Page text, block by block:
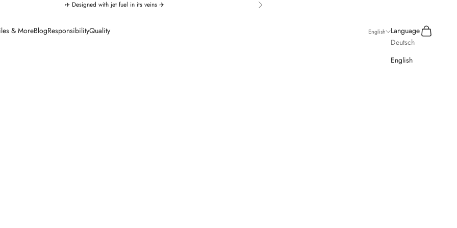
✈️ Designed with jet fuel in its veins ✈️ Next
& MoreBlogResponsibilityQuality English
Language
Deutsch
English
Search
Cart